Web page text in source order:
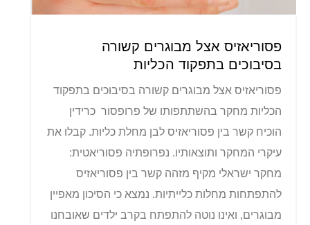
פסוריאזיס אצל מבוגרים קשורה
בסיבוכים בתפקוד הכליות
פסוריאזיס אצל מבוגרים קשורה בסיבוכים בתפקוד
הכליות מחקר בהשתתפותו של פרופסור כרידין
הוכיח קשר בין פסוריאזיס לבן מחלת כליות. קבלו את
עיקרי המחקר ותוצאותיו. נפרופתיה פסוריאטית:
מחקר ישראלי מקיף מזהה קשר בין פסוריאזיס
להתפתחות מחלות כלייתיות. נמצא כי הסיכון מאפיין
מבוגרים, ואינו נוטה להתפתח בקרב ילדים שאובחנו